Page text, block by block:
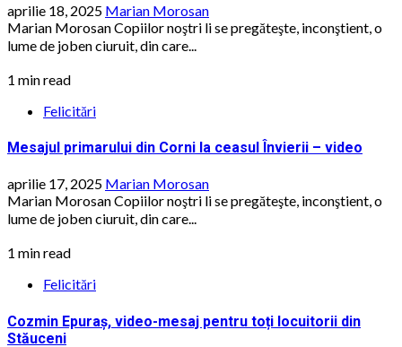
aprilie 18, 2025 Marian Morosan
Marian Morosan Copiilor noştri li se pregăteşte, inconştient, o
lume de joben ciuruit, din care...
1 min read
Felicitări
Mesajul primarului din Corni la ceasul Învierii – video
aprilie 17, 2025 Marian Morosan
Marian Morosan Copiilor noştri li se pregăteşte, inconştient, o
lume de joben ciuruit, din care...
1 min read
Felicitări
Cozmin Epuraș, video-mesaj pentru toți locuitorii din
Stăuceni